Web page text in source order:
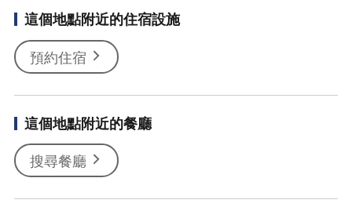
這個地點附近的住宿設施
預約住宿
這個地點附近的餐廳
搜尋餐廳